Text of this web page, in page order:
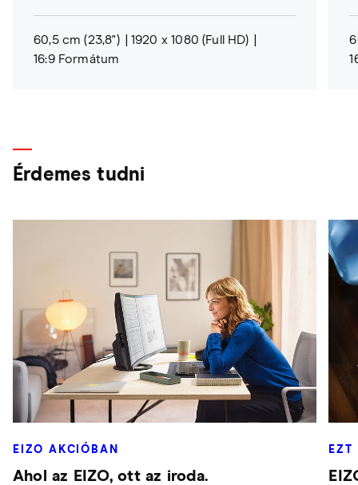
60,5 cm (23,8")
1920 x 1080 (Full HD)
16:9 Formátum
Érdemes tudni
EIZO AKCIÓBAN
Ahol az EIZO, ott az iroda.
EZT